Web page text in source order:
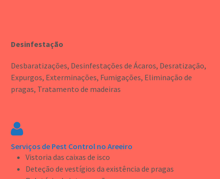
Desinfestação
Desbaratizações, Desinfestações de Ácaros, Desratização,
Expurgos, Exterminações, Fumigações, Eliminação de
pragas, Tratamento de madeiras
Serviços de Pest Control no Areeiro
Vistoria das caixas de isco
Deteção de vestígios da existência de pragas